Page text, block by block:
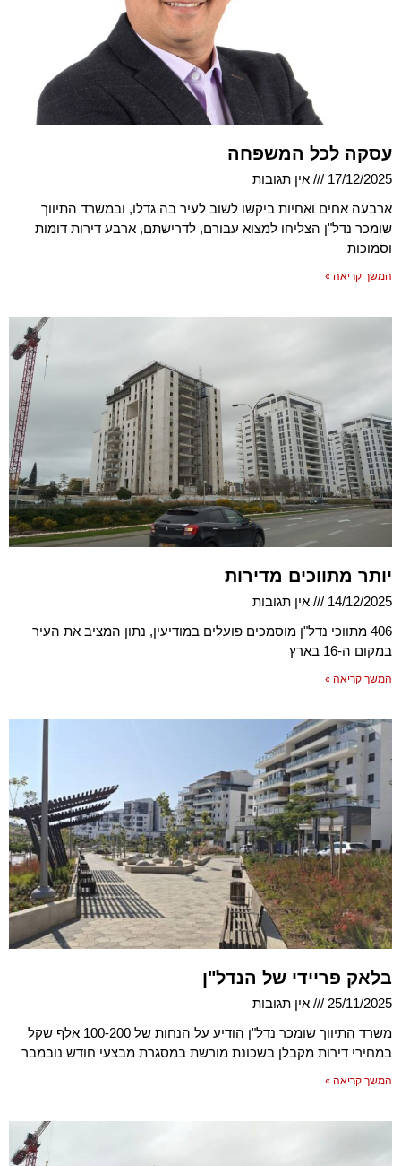
עסקה לכל המשפחה
17/12/2025
אין תגובות
ארבעה אחים ואחיות ביקשו לשוב לעיר בה גדלו, ובמשרד התיווך
שומכר נדל"ן הצליחו למצוא עבורם, לדרישתם, ארבע דירות דומות
וסמוכות
המשך קריאה »
יותר מתווכים מדירות
14/12/2025
אין תגובות
406 מתווכי נדל"ן מוסמכים פועלים במודיעין, נתון המציב את העיר
במקום ה-16 בארץ
המשך קריאה »
בלאק פריידי של הנדל"ן
25/11/2025
אין תגובות
משרד התיווך שומכר נדל"ן הודיע על הנחות של 100-200 אלף שקל
במחירי דירות מקבלן בשכונת מורשת במסגרת מבצעי חודש נובמבר
המשך קריאה »